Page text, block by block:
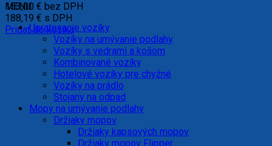
153,00 € bez DPH
188,19 € s DPH
Pridať do košíka
MENU
Upratovacie vozíky
Vozíky na umývanie podlahy
Vozíky s vedrami a košom
Kombinované vozíky
Hotelové vozíky pre chyžné
Vozíky na prádlo
Stojany na odpad
Mopy na umývanie podlahy
Držiaky mopov
Držiaky kapsových mopov
Držiaky mopov Flipper